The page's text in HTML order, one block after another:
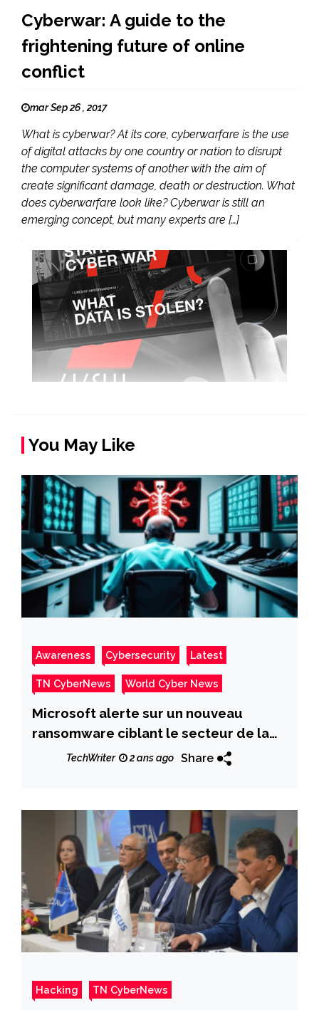
Cyberwar: A guide to the
frightening future of online
conflict
mar Sep 26 , 2017
What is cyberwar? At its core, cyberwarfare is the use
of digital attacks by one country or nation to disrupt
the computer systems of another with the aim of
create significant damage, death or destruction. What
does cyberwarfare look like? Cyberwar is still an
emerging concept, but many experts are […]
You May Like
Awareness Cybersecurity Latest
TN CyberNews World Cyber News
Microsoft alerte sur un nouveau
ransomware ciblant le secteur de la
santé aux États-Unis
TechWriter 2 ans ago Share
Hacking TN CyberNews